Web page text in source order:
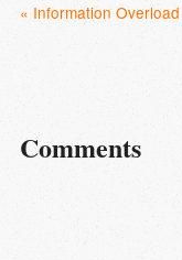
« Information
Comments